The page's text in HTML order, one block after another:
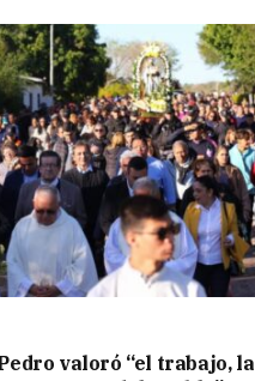
valoró “el trabajo, la